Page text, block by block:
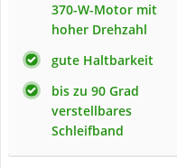
370-W-Motor mit
hoher Drehzahl
gute Haltbarkeit
bis zu 90 Grad
verstellbares
Schleifband